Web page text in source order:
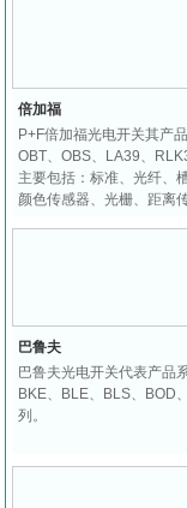
倍加福
P+F倍加福光电开关其产
OBT、OBS、LA39、
主要包括：标准、光纤、
颜色传感器、光栅、距离
巴鲁夫
巴鲁夫光电开关代表产品
BKE、BLE、BLS、BOD
列。